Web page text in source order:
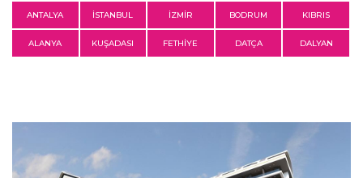
ANTALYA İSTANBUL İZMİR BODRUM KIBRIS
ALANYA KUŞADASI FETHİYE DATÇA DALYAN